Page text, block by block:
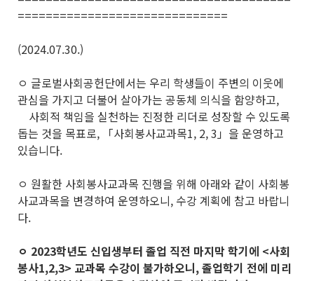
==============================
(2024.07.30.)
ㅇ 글로벌사회공헌단에서는 우리 학생들이 주변의 이웃에
관심을 가지고 더불어 살아가는 공동체 의식을 함양하고,
사회적 책임을 실천하는 진정한 리더로 성장할 수 있도록
돕는 것을 목표로, 「사회봉사교과목1, 2, 3」을 운영하고
있습니다.
ㅇ 원활한 사회봉사교과목 진행을 위해 아래와 같이 사회봉
사교과목을 변경하여 운영하오니, 수강 계획에 참고 바랍니
다.
ㅇ 2023학년도 신입생부터 졸업 직전 마지막 학기에 <사회
봉사1,2,3> 교과목 수강이 불가하오니,졸업학기 전에 미리